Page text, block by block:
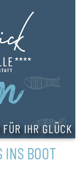
FÜR IHR GLÜCK
INS BOOT